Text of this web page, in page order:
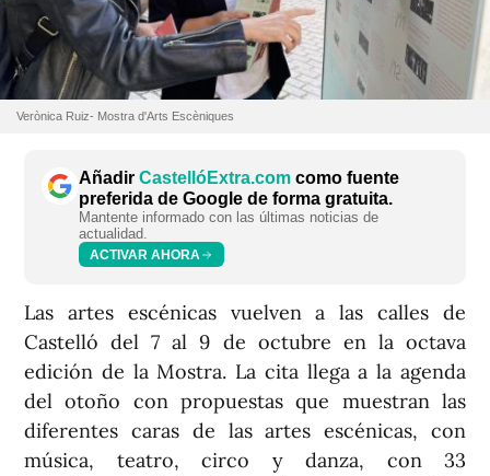
Verònica Ruiz- Mostra d'Arts Escèniques
Añadir CastellóExtra.com como fuente
preferida de Google de forma gratuita.
Mantente informado con las últimas noticias de
actualidad.
ACTIVAR AHORA
Las artes escénicas vuelven a las calles de
Castelló del 7 al 9 de octubre en la octava
edición de la Mostra. La cita llega a la agenda
del otoño con propuestas que muestran las
diferentes caras de las artes escénicas, con
música, teatro, circo y danza, con 33